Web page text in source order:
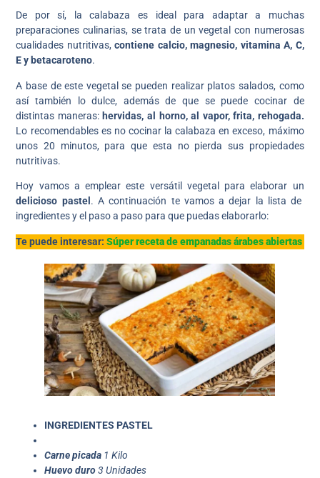
De por sí, la calabaza es ideal para adaptar a muchas
preparaciones culinarias, se trata de un vegetal con numerosas
cualidades nutritivas,contiene calcio, magnesio, vitamina A, C,
E y betacaroteno.
A base de este vegetal se pueden realizar platos salados, como
así también lo dulce, además de que se puede cocinar de
distintas maneras:hervidas, al horno, al vapor, frita, rehogada.
Lo recomendables es no cocinar la calabaza en exceso, máximo
unos 20 minutos, para que esta no pierda sus propiedades
nutritivas.
Hoy vamos a emplear este versátil vegetal para elaborar un
delicioso pastel . A continuación te vamos a dejar la lista de
ingredientes y el paso a paso para que puedas elaborarlo:
Te puede interesar: Súper receta de empanadas árabes abiertas
INGREDIENTES PASTEL
Carne picada 1 Kilo
Huevo duro3 Unidades